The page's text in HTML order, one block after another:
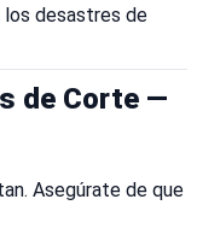
desastres de
de Corte —
Asegúrate de que